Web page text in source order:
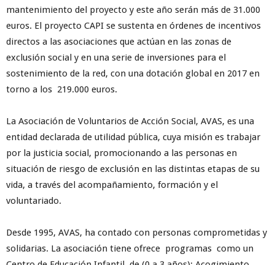
mantenimiento del proyecto y este año serán más de 31.000
euros. El proyecto CAPI se sustenta en órdenes de incentivos
directos a las asociaciones que actúan en las zonas de
exclusión social y en una serie de inversiones para el
sostenimiento de la red, con una dotación global en 2017 en
torno a los 219.000 euros.
La Asociación de Voluntarios de Acción Social, AVAS, es una
entidad declarada de utilidad pública, cuya misión es trabajar
por la justicia social, promocionando a las personas en
situación de riesgo de exclusión en las distintas etapas de su
vida, a través del acompañamiento, formación y el
voluntariado.
Desde 1995, AVAS, ha contado con personas comprometidas y
solidarias. La asociación tiene ofrece programas como un